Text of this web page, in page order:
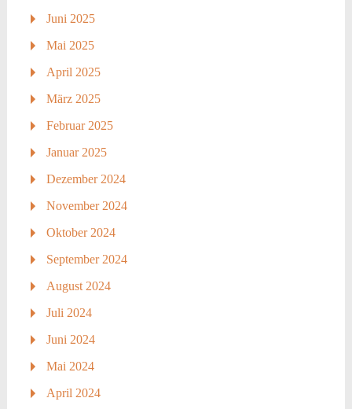
Juni 2025
Mai 2025
April 2025
März 2025
Februar 2025
Januar 2025
Dezember 2024
November 2024
Oktober 2024
September 2024
August 2024
Juli 2024
Juni 2024
Mai 2024
April 2024